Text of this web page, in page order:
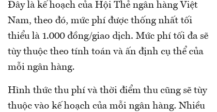
Đây là kế hoạch của Hội Thẻ ngân hàng Việt
Nam, theo đó, mức phí được thống nhất tối
thiểu là 1.000 đồng/giao dịch. Mức phí tối đa sẽ
tùy thuộc theo tính toán và ấn định cụ thể của
mỗi ngân hàng.
Hình thức thu phí và thời điểm thu cũng sẽ tùy
thuộc vào kế hoạch của mỗi ngân hàng. Nhiều